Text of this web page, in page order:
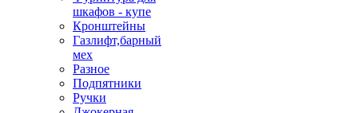
шкафов - купе
Кронштейны
Газлифт,барный
мех
Разное
Подпятники
Ручки